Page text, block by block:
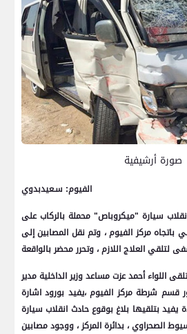
انقلاب سيارة "ميكروباص" محملة بالركاب على
باتجاه مركز الفيوم ، وتم نقل المصابين إلى
اللواء أحمد عزت مساعد وزير الداخلية مدير
قسم شرطة مركز الفيوم ،يفيد بورود اشارة
بتلقيها بلاغ بوقوع حادث انقلاب سيارة